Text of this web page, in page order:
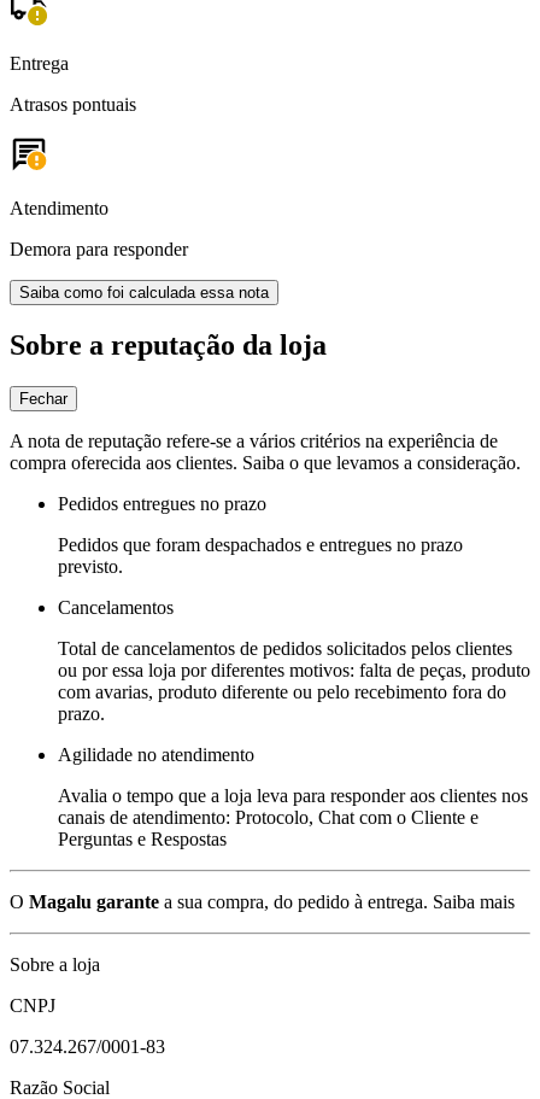
Entrega
Atrasos pontuais
Atendimento
Demora para responder
Saiba como foi calculada essa nota
Sobre a reputação da loja
Fechar
A nota de reputação refere-se a vários critérios na experiência de
compra oferecida aos clientes. Saiba o que levamos a consideração.
Pedidos entregues no prazo
Pedidos que foram despachados e entregues no prazo
previsto.
Cancelamentos
Total de cancelamentos de pedidos solicitados pelos clientes
ou por essa loja por diferentes motivos: falta de peças, produto
com avarias, produto diferente ou pelo recebimento fora do
prazo.
Agilidade no atendimento
Avalia o tempo que a loja leva para responder aos clientes nos
canais de atendimento: Protocolo, Chat com o Cliente e
Perguntas e Respostas
O Magalu garante a sua compra, do pedido à entrega. Saiba mais
Sobre a loja
CNPJ
07.324.267/0001-83
Razão Social